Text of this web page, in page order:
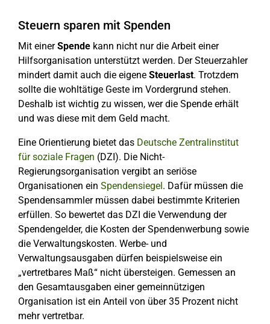
Steuern sparen mit Spenden
Mit einerSpende kann nicht nur die Arbeit einer
Hilfsorganisation unterstützt werden. Der Steuerzahler
mindert damit auch die eigene Steuerlast. Trotzdem
sollte die wohltätige Geste im Vordergrund stehen.
Deshalb ist wichtig zu wissen, wer die Spende erhält
und was diese mit dem Geld macht.
Eine Orientierung bietet das Deutsche Zentralinstitut
für soziale Fragen (DZI). Die Nicht-
Regierungsorganisation vergibt an seriöse
Organisationen ein Spendensiegel. Dafür müssen die
Spendensammler müssen dabei bestimmte Kriterien
erfüllen. So bewertet das DZI die Verwendung der
Spendengelder, die Kosten der Spendenwerbung sowie
die Verwaltungskosten. Werbe- und
Verwaltungsausgaben dürfen beispielsweise ein
„vertretbares Maß“ nicht übersteigen. Gemessen an
den Gesamtausgaben einer gemeinnützigen
Organisation ist ein Anteil von über 35 Prozent nicht
mehr vertretbar.